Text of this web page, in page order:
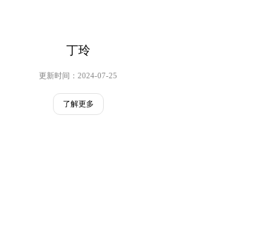
丁玲
更新时间：2024-07-25
了解更多